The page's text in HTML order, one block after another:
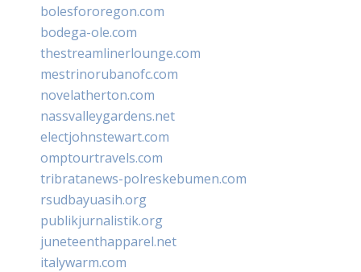
bolesfororegon.com
bodega-ole.com
thestreamlinerlounge.com
mestrinorubanofc.com
novelatherton.com
nassvalleygardens.net
electjohnstewart.com
omptourtravels.com
tribratanews-polreskebumen.com
rsudbayuasih.org
publikjurnalistik.org
juneteenthapparel.net
italywarm.com